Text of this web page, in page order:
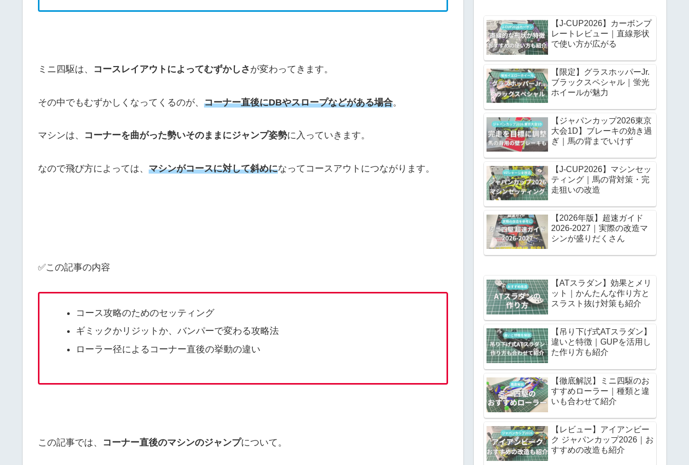
ミニ四駆は、 コースレイアウトによってむずかしさ が変わってきます。
その中でもむずかしくなってくるのが、 コーナー直後にDBやスロープなどがある場合。
マシンは、 コーナーを曲がった勢いそのままにジャンプ姿勢に入っていきます。
なので飛び方によっては、 マシンがコースに対して斜めになってコースアウトにつながります。
✅この記事の内容
コース攻略のためのセッティング
ギミックかリジットか、バンパーで変わる攻略法
ローラー径によるコーナー直後の挙動の違い
この記事では、 コーナー直後のマシンのジャンプについて。
【J-CUP2026】カーボンプ
レートレビュー｜直線形状
で使い方が広がる
【限定】グラスホッパーJr.
ブラックスペシャル｜蛍光
ホイールが魅力
【ジャパンカップ2026東京
大会1D】ブレーキの効き過
ぎ｜馬の背までいけず
【J-CUP2026】マシンセッ
ティング｜馬の背対策・完
走狙いの改造
【2026年版】超速ガイド
2026-2027｜実際の改造マ
シンが盛りだくさん
【ATスラダン】効果とメリ
ット｜かんたんな作り方と
スラスト抜け対策も紹介
【吊り下げ式ATスラダン】
違いと特徴｜GUPを活用し
た作り方も紹介
【徹底解説】ミニ四駆のお
すすめローラー｜種類と違
いも合わせて紹介
【レビュー】アイアンビー
ク ジャパンカップ2026｜お
すすめの改造も紹介